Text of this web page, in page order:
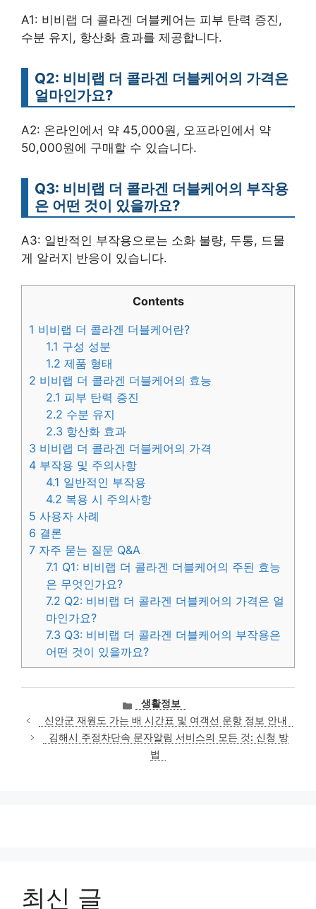
A1: 비비랩 더 콜라겐 더블케어는 피부 탄력 증진,
수분 유지, 항산화 효과를 제공합니다.
Q2: 비비랩 더 콜라겐 더블케어의 가격은
얼마인가요?
A2: 온라인에서 약 45,000원, 오프라인에서 약
50,000원에 구매할 수 있습니다.
Q3: 비비랩 더 콜라겐 더블케어의 부작용
은 어떤 것이 있을까요?
A3: 일반적인 부작용으로는 소화 불량, 두통, 드물
게 알러지 반응이 있습니다.
Contents
1 비비랩 더 콜라겐 더블케어란?
1.1 구성 성분
1.2 제품 형태
2 비비랩 더 콜라겐 더블케어의 효능
2.1 피부 탄력 증진
2.2 수분 유지
2.3 항산화 효과
3 비비랩 더 콜라겐 더블케어의 가격
4 부작용 및 주의사항
4.1 일반적인 부작용
4.2 복용 시 주의사항
5 사용자 사례
6 결론
7 자주 묻는 질문 Q&A
7.1 Q1: 비비랩 더 콜라겐 더블케어의 주된 효능
은 무엇인가요?
7.2 Q2: 비비랩 더 콜라겐 더블케어의 가격은 얼
마인가요?
7.3 Q3: 비비랩 더 콜라겐 더블케어의 부작용은
어떤 것이 있을까요?
카
테
고
리
생활정보
신안군 재원도 가는 배 시간표 및 여객선 운항 정보 안내
김해시 주정차단속 문자알림 서비스의 모든 것: 신청 방
법
최신 글